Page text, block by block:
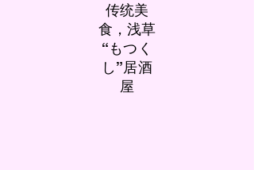
传统美
食，浅草
“もつく
し”居酒
屋